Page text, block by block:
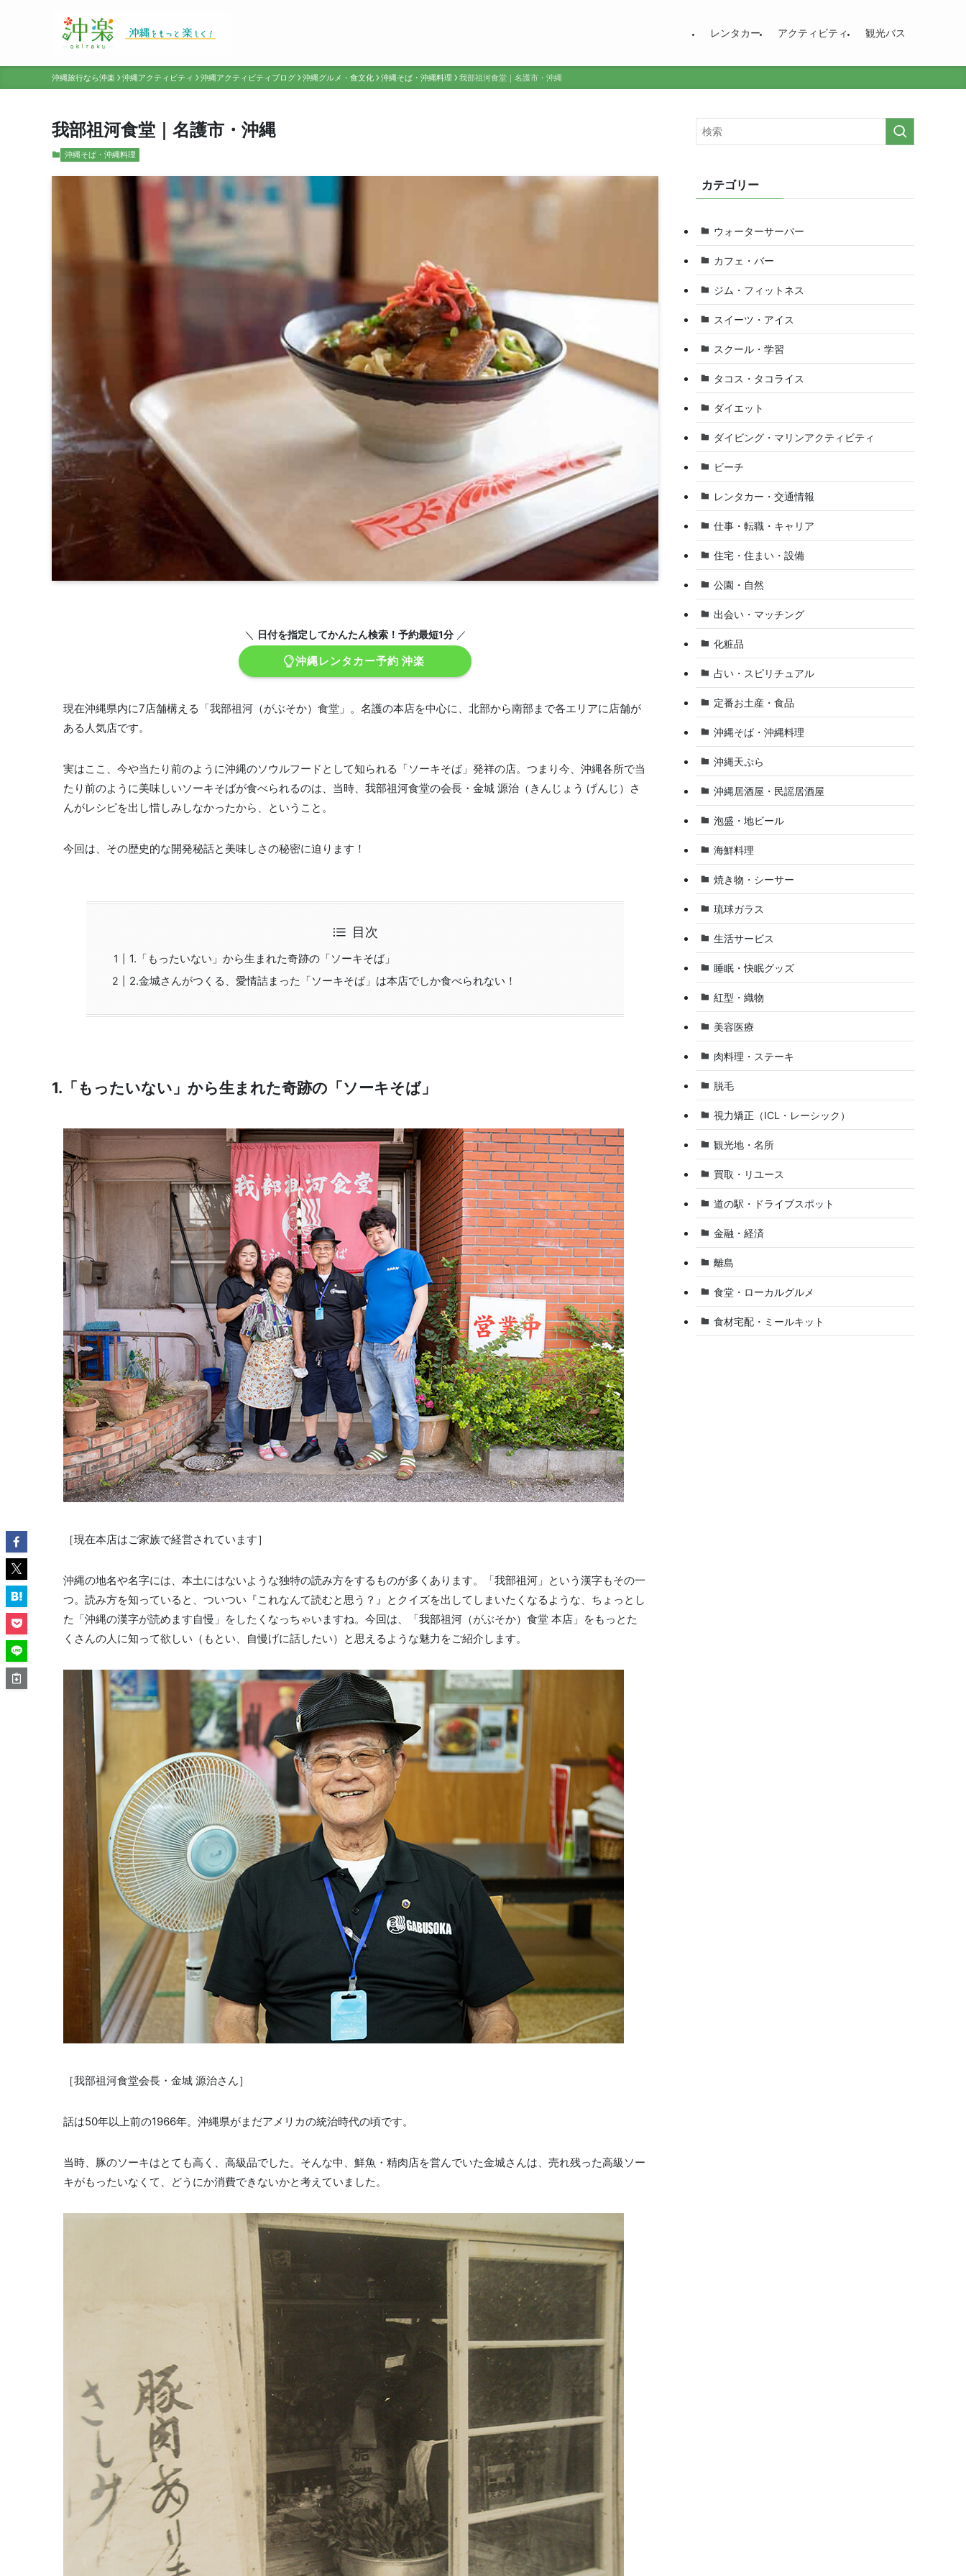
レンタカー アクティビティ 観光バス
沖縄旅行なら沖楽 沖縄アクティビティ 沖縄アクティビティブログ 沖縄グルメ・食文化 沖縄そば・沖縄料理 我部祖河食堂｜名護市・沖縄
我部祖河食堂｜名護市・沖縄
沖縄そば・沖縄料理
＼ 日付を指定してかんたん検索！予約最短1分／
沖縄レンタカー予約 沖楽
現在沖縄県内に7店舗構える「我部祖河（がぶそか）食堂」。名護の本店を中心に、北部から南部まで各エリアに店舗が
ある人気店です。
実はここ、今や当たり前のように沖縄のソウルフードとして知られる「ソーキそば」発祥の店。つまり今、沖縄各所で当
たり前のように美味しいソーキそばが食べられるのは、当時、我部祖河食堂の会長・金城 源治（きんじょう げんじ）さ
んがレシピを出し惜しみしなかったから、ということ。
今回は、その歴史的な開発秘話と美味しさの秘密に迫ります！
目次
1.「もったいない」から生まれた奇跡の「ソーキそば」
2.金城さんがつくる、愛情詰まった「ソーキそば」は本店でしか食べられない！
1.「もったいない」から生まれた奇跡の「ソーキそば」
［現在本店はご家族で経営されています］
沖縄の地名や名字には、本土にはないような独特の読み方をするものが多くあります。「我部祖河」という漢字もその一
つ。読み方を知っていると、ついつい『これなんて読むと思う？』とクイズを出してしまいたくなるような、ちょっとし
た「沖縄の漢字が読めます自慢」をしたくなっちゃいますね。今回は、「我部祖河（がぶそか）食堂 本店」をもっとた
くさんの人に知って欲しい（もとい、自慢げに話したい）と思えるような魅力をご紹介します。
［我部祖河食堂会長・金城 源治さん］
話は50年以上前の1966年。沖縄県がまだアメリカの統治時代の頃です。
当時、豚のソーキはとても高く、高級品でした。そんな中、鮮魚・精肉店を営んでいた金城さんは、売れ残った高級ソー
キがもったいなくて、どうにか消費できないかと考えていました。
カテゴリー
ウォーターサーバー
カフェ・バー
ジム・フィットネス
スイーツ・アイス
スクール・学習
タコス・タコライス
ダイエット
ダイビング・マリンアクティビティ
ビーチ
レンタカー・交通情報
仕事・転職・キャリア
住宅・住まい・設備
公園・自然
出会い・マッチング
化粧品
占い・スピリチュアル
定番お土産・食品
沖縄そば・沖縄料理
沖縄天ぷら
沖縄居酒屋・民謡居酒屋
泡盛・地ビール
海鮮料理
焼き物・シーサー
琉球ガラス
生活サービス
睡眠・快眠グッズ
紅型・織物
美容医療
肉料理・ステーキ
脱毛
視力矯正（ICL・レーシック）
観光地・名所
買取・リユース
道の駅・ドライブスポット
金融・経済
離島
食堂・ローカルグルメ
食材宅配・ミールキット